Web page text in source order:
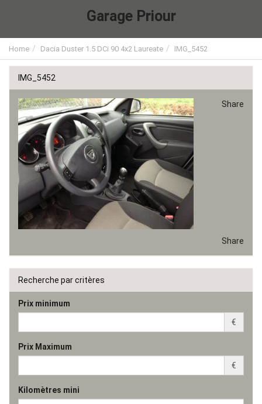
Garage Priour
Home Dacia Duster 1.5 DCi 90 4x2 Laureate IMG_5452
IMG_5452
Share
Share
Recherche par critères
Prix minimum
€
Prix Maximum
€
Kilomètres mini